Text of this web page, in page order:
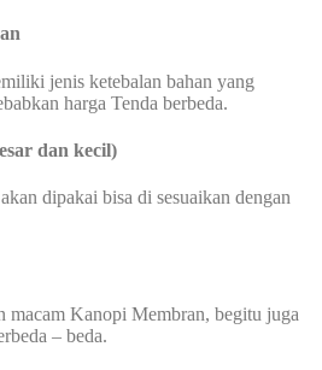
jenis ketebalan bahan yang
harga Tenda berbeda.
dan kecil)
dipakai bisa di sesuaikan dengan
macam Kanopi Membran, begitu juga
– beda.